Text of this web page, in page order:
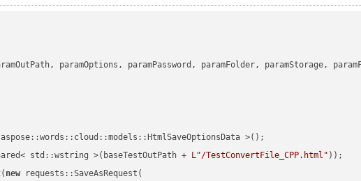
paramOptions, paramPassword, paramFolder, paramStorage,
>();
std::wstring >(baseTestOutPath + L"/TestConvertFile_CPP.html"
( new requests::SaveAsRequest(